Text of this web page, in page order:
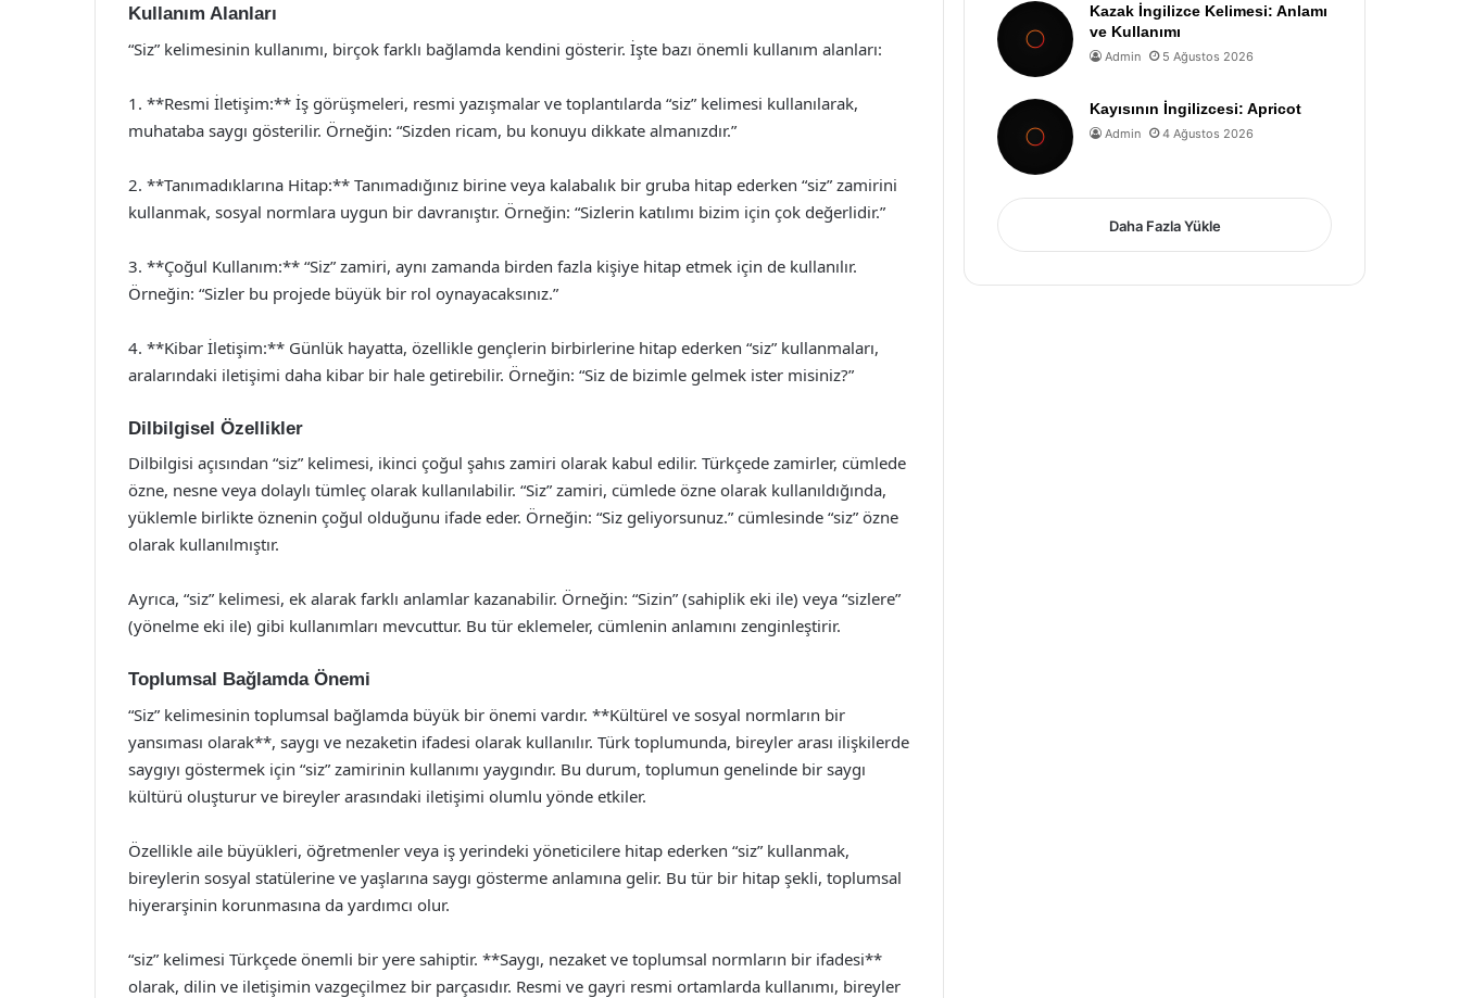
Kullanım Alanları
“Siz” kelimesinin kullanımı, birçok farklı bağlamda kendini gösterir. İşte bazı önemli kullanım alanları:
1. **Resmi İletişim:** İş görüşmeleri, resmi yazışmalar ve toplantılarda “siz” kelimesi kullanılarak,
muhataba saygı gösterilir. Örneğin: “Sizden ricam, bu konuyu dikkate almanızdır.”
2. **Tanımadıklarına Hitap:** Tanımadığınız birine veya kalabalık bir gruba hitap ederken “siz” zamirini
kullanmak, sosyal normlara uygun bir davranıştır. Örneğin: “Sizlerin katılımı bizim için çok değerlidir.”
3. **Çoğul Kullanım:** “Siz” zamiri, aynı zamanda birden fazla kişiye hitap etmek için de kullanılır.
Örneğin: “Sizler bu projede büyük bir rol oynayacaksınız.”
4. **Kibar İletişim:** Günlük hayatta, özellikle gençlerin birbirlerine hitap ederken “siz” kullanmaları,
aralarındaki iletişimi daha kibar bir hale getirebilir. Örneğin: “Siz de bizimle gelmek ister misiniz?”
Dilbilgisel Özellikler
Dilbilgisi açısından “siz” kelimesi, ikinci çoğul şahıs zamiri olarak kabul edilir. Türkçede zamirler, cümlede
özne, nesne veya dolaylı tümleç olarak kullanılabilir. “Siz” zamiri, cümlede özne olarak kullanıldığında,
yüklemle birlikte öznenin çoğul olduğunu ifade eder. Örneğin: “Siz geliyorsunuz.” cümlesinde “siz” özne
olarak kullanılmıştır.
Ayrıca, “siz” kelimesi, ek alarak farklı anlamlar kazanabilir. Örneğin: “Sizin” (sahiplik eki ile) veya “sizlere”
(yönelme eki ile) gibi kullanımları mevcuttur. Bu tür eklemeler, cümlenin anlamını zenginleştirir.
Toplumsal Bağlamda Önemi
“Siz” kelimesinin toplumsal bağlamda büyük bir önemi vardır. **Kültürel ve sosyal normların bir
yansıması olarak**, saygı ve nezaketin ifadesi olarak kullanılır. Türk toplumunda, bireyler arası ilişkilerde
saygıyı göstermek için “siz” zamirinin kullanımı yaygındır. Bu durum, toplumun genelinde bir saygı
kültürü oluşturur ve bireyler arasındaki iletişimi olumlu yönde etkiler.
Özellikle aile büyükleri, öğretmenler veya iş yerindeki yöneticilere hitap ederken “siz” kullanmak,
bireylerin sosyal statülerine ve yaşlarına saygı gösterme anlamına gelir. Bu tür bir hitap şekli, toplumsal
hiyerarşinin korunmasına da yardımcı olur.
“siz” kelimesi Türkçede önemli bir yere sahiptir. **Saygı, nezaket ve toplumsal normların bir ifadesi**
olarak, dilin ve iletişimin vazgeçilmez bir parçasıdır. Resmi ve gayri resmi ortamlarda kullanımı, bireyler
Kazak İngilizce Kelimesi: Anlamı
ve Kullanımı
Admin 5 Ağustos 2026
Kayısının İngilizcesi: Apricot
Admin 4 Ağustos 2026
Daha Fazla Yükle